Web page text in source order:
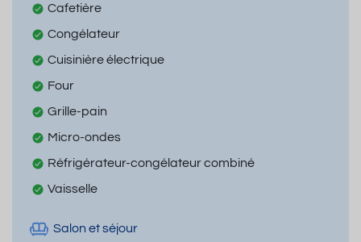
Cafetière
Congélateur
Cuisinière électrique
Four
Grille-pain
Micro-ondes
Réfrigérateur-congélateur combiné
Vaisselle
Salon et séjour